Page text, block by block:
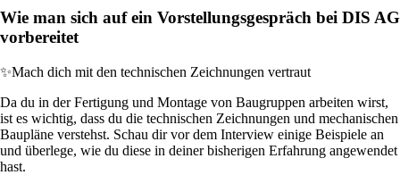
Wie man sich auf ein Vorstellungsgespräch bei DIS AG
vorbereitet
✨Mach dich mit den technischen Zeichnungen vertraut
Da du in der Fertigung und Montage von Baugruppen arbeiten wirst,
ist es wichtig, dass du die technischen Zeichnungen und mechanischen
Baupläne verstehst. Schau dir vor dem Interview einige Beispiele an
und überlege, wie du diese in deiner bisherigen Erfahrung angewendet
hast.